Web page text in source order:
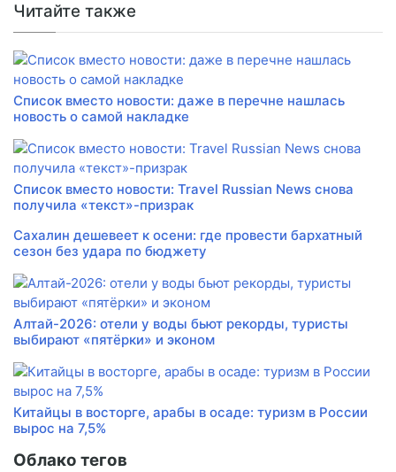
Читайте также
Список вместо новости: даже в перечне нашлась
новость о самой накладке
Список вместо новости: Travel Russian News снова
получила «текст»-призрак
Сахалин дешевеет к осени: где провести бархатный
сезон без удара по бюджету
Алтай-2026: отели у воды бьют рекорды, туристы
выбирают «пятёрки» и эконом
Китайцы в восторге, арабы в осаде: туризм в России
вырос на 7,5%
Облако тегов